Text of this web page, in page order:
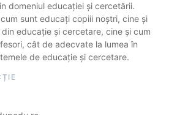
domeniul educației și cercetării.
sunt educați copiii noștri, cine și
educație și cercetare, cine și cum
cât de adecvate la lumea în
de educație și cercetare.